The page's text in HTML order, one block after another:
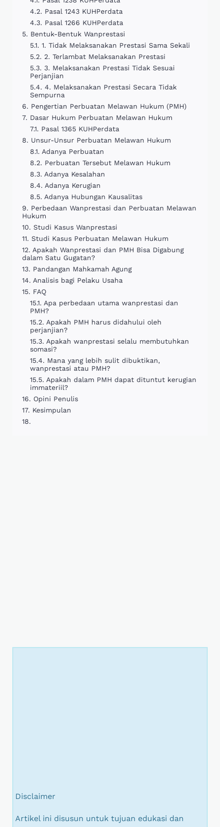
Pasal 1243 KUHPerdata
Pasal 1266 KUHPerdata
Bentuk-Bentuk Wanprestasi
1. Tidak Melaksanakan Prestasi Sama Sekali
2. Terlambat Melaksanakan Prestasi
3. Melaksanakan Prestasi Tidak Sesuai
Perjanjian
4. Melaksanakan Prestasi Secara Tidak
Sempurna
Pengertian Perbuatan Melawan Hukum (PMH)
Dasar Hukum Perbuatan Melawan Hukum
Pasal 1365 KUHPerdata
Unsur-Unsur Perbuatan Melawan Hukum
Adanya Perbuatan
Perbuatan Tersebut Melawan Hukum
Adanya Kesalahan
Adanya Kerugian
Adanya Hubungan Kausalitas
Perbedaan Wanprestasi dan Perbuatan Melawan
Hukum
Studi Kasus Wanprestasi
Studi Kasus Perbuatan Melawan Hukum
Apakah Wanprestasi dan PMH Bisa Digabung
dalam Satu Gugatan?
Pandangan Mahkamah Agung
Analisis bagi Pelaku Usaha
FAQ
Apa perbedaan utama wanprestasi dan
PMH?
Apakah PMH harus didahului oleh
perjanjian?
Apakah wanprestasi selalu membutuhkan
somasi?
Mana yang lebih sulit dibuktikan,
wanprestasi atau PMH?
Apakah dalam PMH dapat dituntut kerugian
immateriil?
Opini Penulis
Kesimpulan
Disclaimer
Artikel ini disusun untuk tujuan edukasi dan